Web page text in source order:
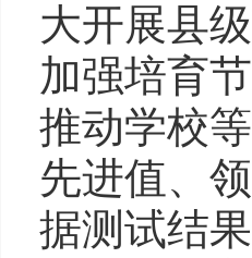
大开展县
加强培育
推动学校
先进值、
据测试结